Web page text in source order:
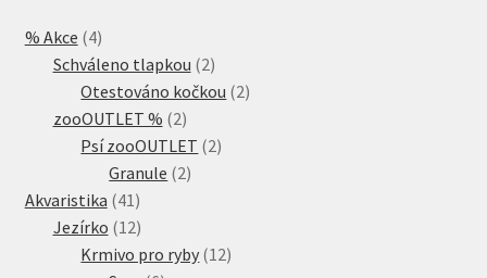
% Akce 44
produkty
Schváleno tlapkou 22
produkty
Otestováno kočkou 22
zooOUTLET % 22
produkty
Psí zooOUTLET 22
Granule 22
Akvaristika 41 41
produktů
Jezírko 1212
produktů
Krmivo pro ryby 1212